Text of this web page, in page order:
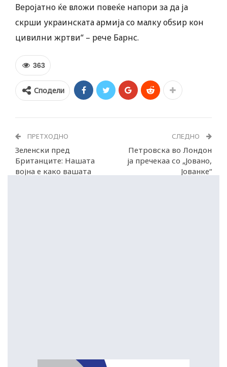
Веројатно ќе вложи повеќе напори за да ја
скрши украинската армија со малку обѕир кон
цивилни жртви“ – рече Барнс.
363
Сподели
ПРЕТХОДНО
Зеленски пред
Британците: Нашата
војна е како вашата
СЛЕДНО
Петровска во Лондон
ја пречекаа со „Јовано,
Јованке“